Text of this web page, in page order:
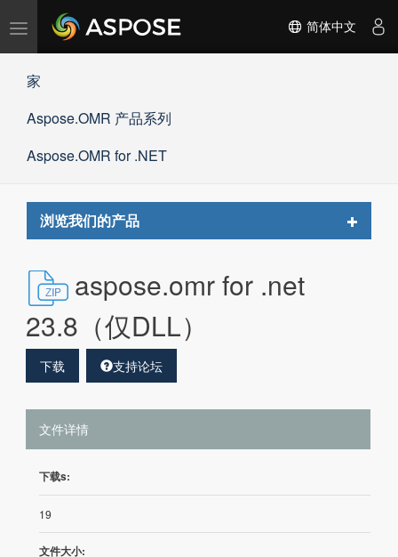
切
航
简体中文
家
Aspose.OMR 产品系列
Aspose.OMR for .NET
浏览我们的产品
Toggle
aspose.omr for .net
23.8（仅DLL）
下载 支持论坛
文件详情
下载s:
19
文件大小: